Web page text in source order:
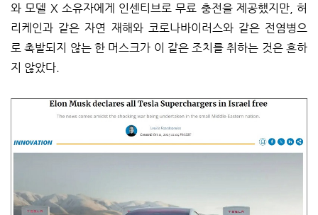
와 모델 X 소유자에게 인센티브로 무료 충전을 제공했지만, 허
리케인과 같은 자연 재해와 코로나바이러스와 같은 전염병으
로 촉발되지 않는 한 머스크가 이 같은 조치를 취하는 것은 흔하
지 않았다.